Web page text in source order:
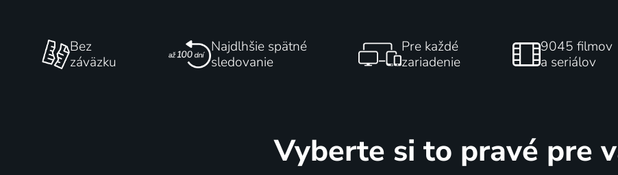
Bez
záväzku
Najdlhšie spätné
sledovanie
Pre každé
zariadenie
9045 filmov
a seriálov
Vyberte si to pravé pre